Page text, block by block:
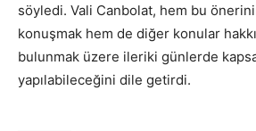
söyledi. Vali Canbolat, hem bu
konuşmak hem de diğer konular
bulunmak üzere ileriki günlerde
yapılabileceğini dile getirdi.